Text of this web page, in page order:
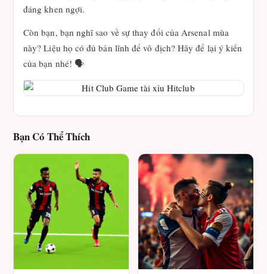
đáng khen ngợi.
Còn bạn, bạn nghĩ sao về sự thay đổi của Arsenal mùa
này? Liệu họ có đủ bản lĩnh để vô địch? Hãy để lại ý kiến
của bạn nhé! 🗣️
Bạn Có Thể Thích